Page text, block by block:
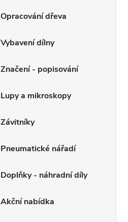
Opracování dřeva
Vybavení dílny
Značení - popisování
Lupy a mikroskopy
Závitníky
Pneumatické nářadí
Doplňky - náhradní díly
Akční nabídka